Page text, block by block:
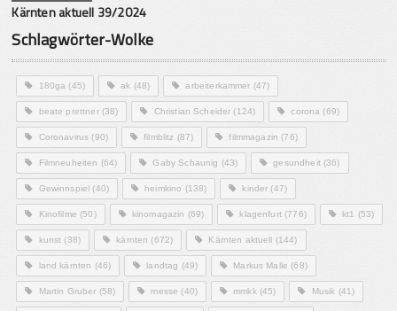
Kärnten aktuell 39/2024
Schlagwörter-Wolke
180ga (45) ak (48) arbeiterkammer (47)
beate prettner(38) Christian Scheider (124) corona (69)
Coronavirus (90) filmblitz (87) filmmagazin (76)
Filmneuheiten (64) Gaby Schaunig (43) gesundheit(36)
Gewinnspiel (40) heimkino (138) kinder (47)
Kinofilme (50) kinomagazin (69) klagenfurt(776) kt1 (53)
kunst (38) kärnten (672) Kärnten aktuell (144)
land kärnten (46) landtag (49) Markus Malle (68)
Martin Gruber (58) messe (40) mmkk(45) Musik (41)